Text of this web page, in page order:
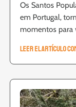
Os Santos
em Portugal,
momentos para
LEER EL ARTÍCULO